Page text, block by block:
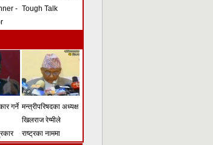
- Tough Talk
गर्ने मन्त्रीपरिषदका अध्यक्ष
खिलराज रेग्मीले
राष्ट्रका नाममा